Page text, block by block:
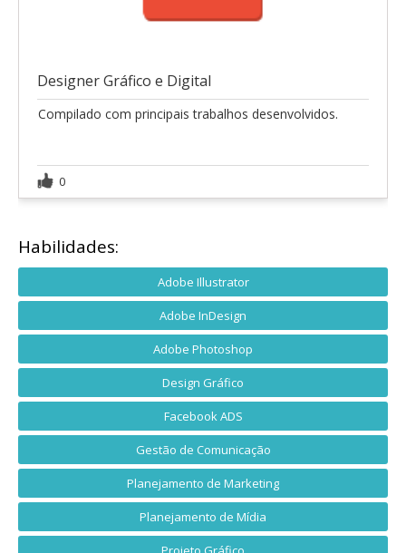
Designer Gráfico e Digital
Compilado com principais trabalhos desenvolvidos.
0
Habilidades:
Adobe Illustrator
Adobe InDesign
Adobe Photoshop
Design Gráfico
Facebook ADS
Gestão de Comunicação
Planejamento de Marketing
Planejamento de Mídia